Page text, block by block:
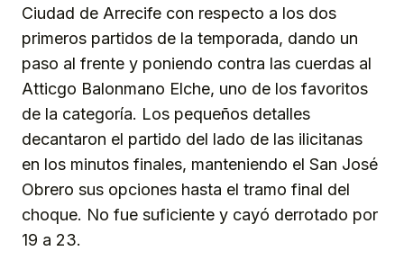
Ciudad de Arrecife con respecto a los dos
primeros partidos de la temporada, dando un
paso al frente y poniendo contra las cuerdas al
Atticgo Balonmano Elche, uno de los favoritos
de la categoría. Los pequeños detalles
decantaron el partido del lado de las ilicitanas
en los minutos finales, manteniendo el San José
Obrero sus opciones hasta el tramo final del
choque. No fue suficiente y cayó derrotado por
19 a 23.